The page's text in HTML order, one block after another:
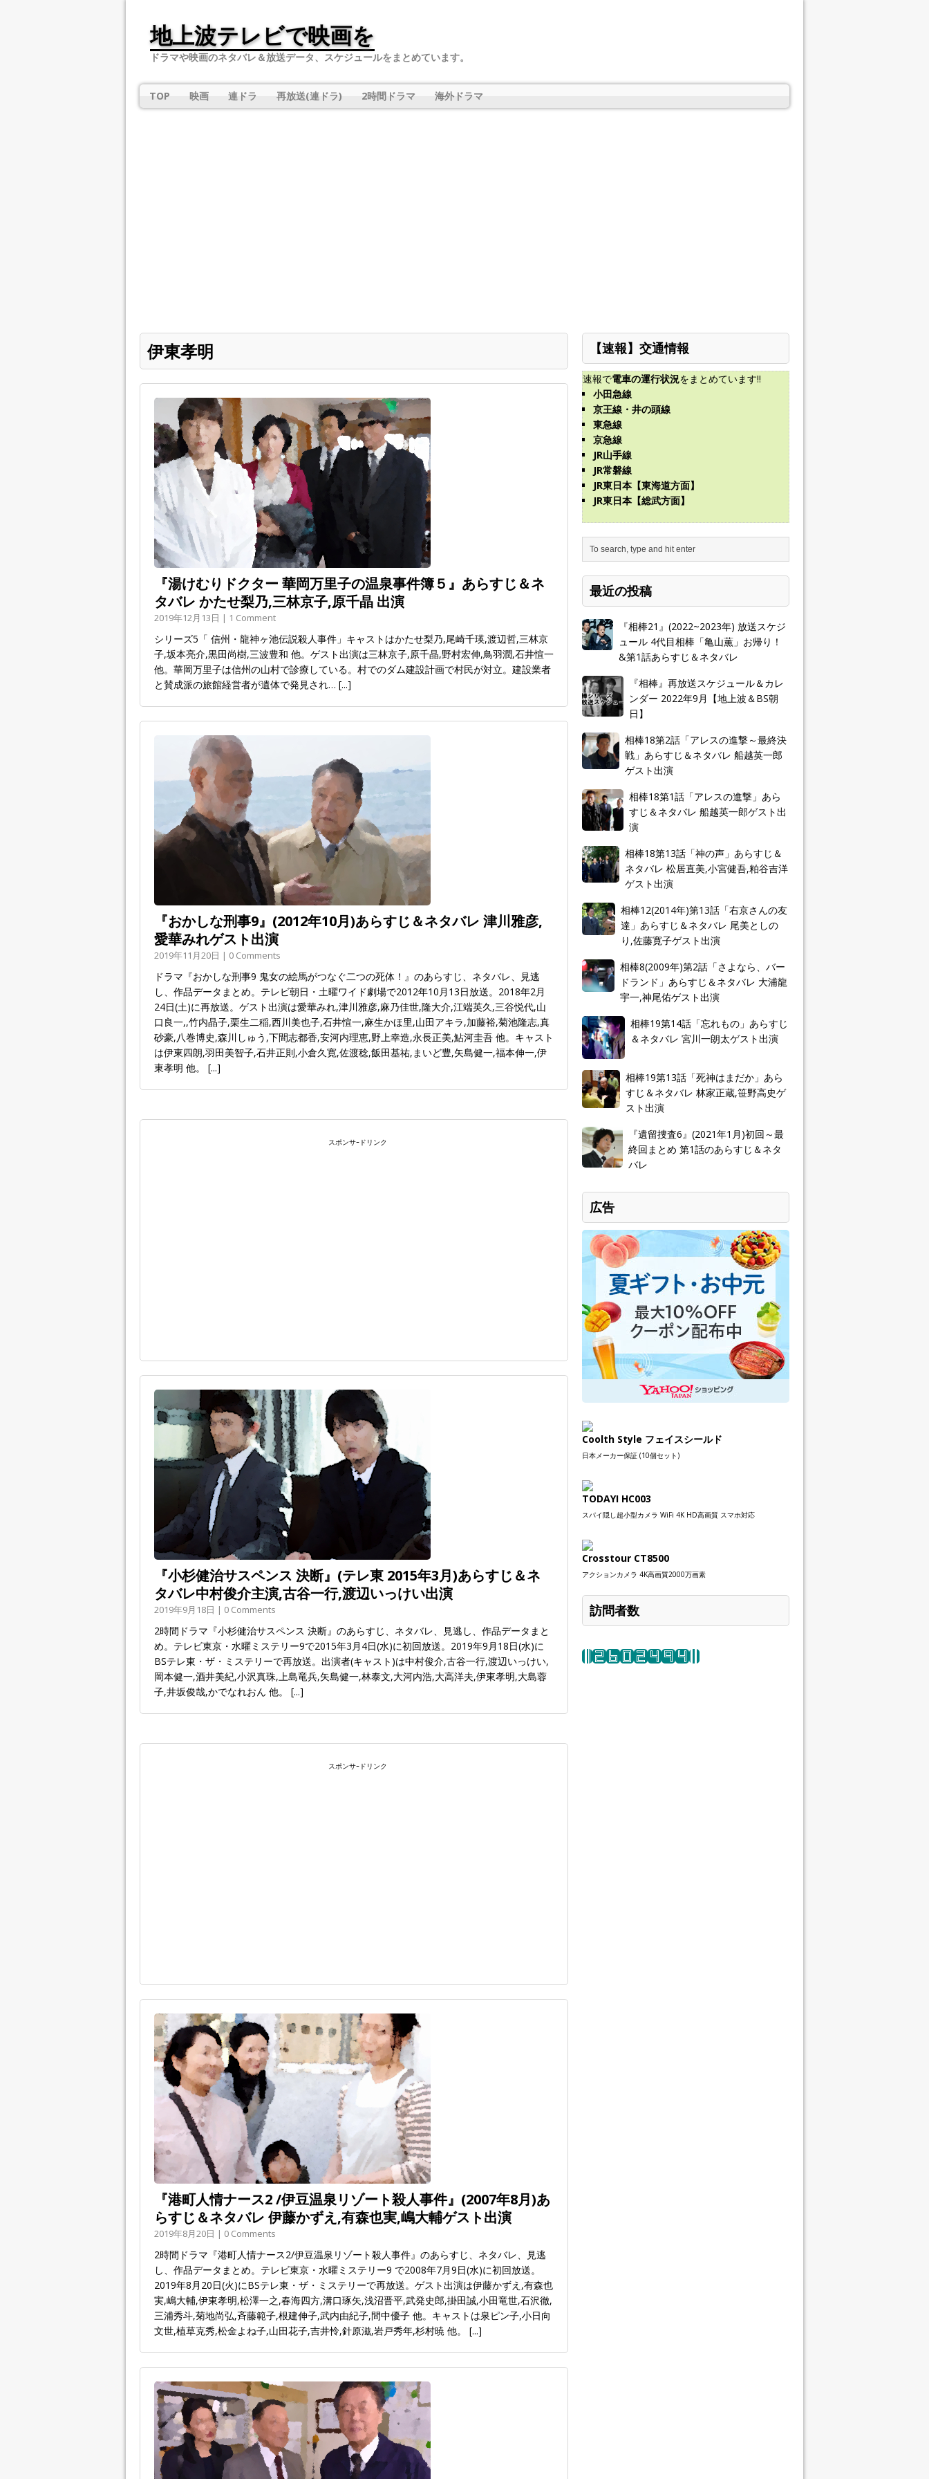
地上波テレビで映画を
ドラマや映画のネタバレ＆放送データ、スケジュールをまとめています。
TOP 映画 連ドラ 再放送(連ドラ) 2時間ドラマ 海外ドラマ
伊東孝明
『湯けむりドクター 華岡万里子の温泉事件簿５』あらすじ＆ネ
タバレ かたせ梨乃,三林京子,原千晶 出演
2019年12月13日 | 1 Comment
シリーズ5「 信州・龍神ヶ池伝説殺人事件」キャストはかたせ梨乃,尾崎千瑛,渡辺哲,三林京
子,坂本亮介,黒田尚樹,三波豊和 他。ゲスト出演は三林京子,原千晶,野村宏伸,鳥羽潤,石井愃一
他。華岡万里子は信州の山村で診療している。村でのダム建設計画で村民が対立。建設業者
と賛成派の旅館経営者が遺体で発見され… [...]
『おかしな刑事9』(2012年10月)あらすじ＆ネタバレ 津川雅彦,
愛華みれゲスト出演
2019年11月20日 | 0 Comments
ドラマ『おかしな刑事9 鬼女の絵馬がつなぐ二つの死体！』のあらすじ、ネタバレ、見逃
し、作品データまとめ。テレビ朝日・土曜ワイド劇場で2012年10月13日放送。2018年2月
24日(土)に再放送。ゲスト出演は愛華みれ,津川雅彦,麻乃佳世,隆大介,江端英久,三谷悦代,山
口良一,,竹内晶子,栗生二稲,西川美也子,石井愃一,麻生かほ里,山田アキラ,加藤裕,菊池隆志,真
砂豪,八巻博史,森川しゅう,下間志都香,安河内理恵,野上幸造,永長正美,鮎河圭吾 他。キャスト
は伊東四朗,羽田美智子,石井正則,小倉久寛,佐渡稔,飯田基祐,まいど豊,矢島健一,福本伸一,伊
東孝明 他。 [...]
スポンサｰドリンク
『小杉健治サスペンス 決断』(テレ東 2015年3月)あらすじ＆ネ
タバレ中村俊介主演,古谷一行,渡辺いっけい出演
2019年9月18日 | 0 Comments
2時間ドラマ『小杉健治サスペンス 決断』のあらすじ、ネタバレ、見逃し、作品データまと
め。テレビ東京・水曜ミステリー9で2015年3月4日(水)に初回放送。2019年9月18日(水)に
BSテレ東・ザ・ミステリーで再放送。出演者(キャスト)は中村俊介,古谷一行,渡辺いっけい,
岡本健一,酒井美紀,小沢真珠,上島竜兵,矢島健一,林泰文,大河内浩,大高洋夫,伊東孝明,大島蓉
子,井坂俊哉,かでなれおん 他。 [...]
スポンサｰドリンク
『港町人情ナース2 /伊豆温泉リゾート殺人事件』(2007年8月)あ
らすじ＆ネタバレ 伊藤かずえ,有森也実,嶋大輔ゲスト出演
2019年8月20日 | 0 Comments
2時間ドラマ『港町人情ナース2/伊豆温泉リゾート殺人事件』のあらすじ、ネタバレ、見逃
し、作品データまとめ。テレビ東京・水曜ミステリー9 で2008年7月9日(水)に初回放送。
2019年8月20日(火)にBSテレ東・ザ・ミステリーで再放送。ゲスト出演は伊藤かずえ,有森也
実,嶋大輔,伊東孝明,松澤一之,春海四方,溝口琢矢,浅沼晋平,武発史郎,掛田誠,小田竜世,石沢徹,
三浦秀斗,菊地尚弘,斉藤範子,根建伸子,武内由紀子,間中優子 他。キャストは泉ピン子,小日向
文世,植草克秀,松金よね子,山田花子,吉井怜,針原滋,岩戸秀年,杉村暁 他。 [...]
【速報】交通情報
速報で電車の運行状況をまとめています!!
小田急線
京王線・井の頭線
東急線
京急線
JR山手線
JR常磐線
JR東日本【東海道方面】
JR東日本【総武方面】
最近の投稿
『相棒21』(2022~2023年) 放送スケジ
ュール 4代目相棒「亀山薫」お帰り！
&第1話あらすじ＆ネタバレ
『相棒』再放送スケジュール＆カレ
ンダー 2022年9月【地上波＆BS朝
日】
相棒18第2話「アレスの進撃～最終決
戦」あらすじ＆ネタバレ 船越英一郎
ゲスト出演
相棒18第1話「アレスの進撃」あら
すじ＆ネタバレ 船越英一郎ゲスト出
演
相棒18第13話「神の声」あらすじ＆
ネタバレ 松居直美,小宮健吾,粕谷吉洋
ゲスト出演
相棒12(2014年)第13話「右京さんの友
達」あらすじ＆ネタバレ 尾美としの
り,佐藤寛子ゲスト出演
相棒8(2009年)第2話「さよなら、バー
ドランド」あらすじ＆ネタバレ 大浦龍
宇一,神尾佑ゲスト出演
相棒19第14話「忘れもの」あらすじ
＆ネタバレ 宮川一朗太ゲスト出演
相棒19第13話「死神はまだか」あら
すじ＆ネタバレ 林家正蔵,笹野高史ゲ
スト出演
『遺留捜査6』(2021年1月)初回～最
終回まとめ 第1話のあらすじ＆ネタ
バレ
広告
Coolth Style フェイスシールド
日本メーカー保証 (10個セット)
TODAYI HC003
スパイ隠し超小型カメラ WiFi 4K HD高画質 スマホ対応
Crosstour CT8500
アクションカメラ 4K高画質2000万画素
訪問者数